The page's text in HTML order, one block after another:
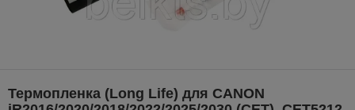
Термопленка (Long Life) для CANON